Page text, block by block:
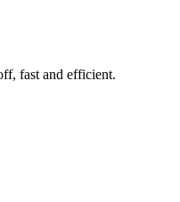
fast and efficient.